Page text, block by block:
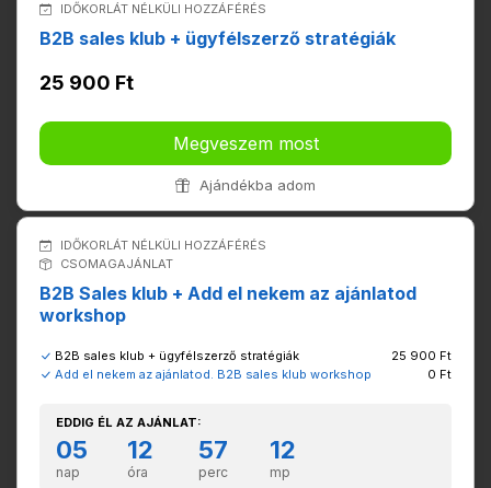
IDŐKORLÁT NÉLKÜLI HOZZÁFÉRÉS
B2B sales klub + ügyfélszerző stratégiák
25 900 Ft
Megveszem most
Ajándékba adom
IDŐKORLÁT NÉLKÜLI HOZZÁFÉRÉS
CSOMAGAJÁNLAT
B2B Sales klub + Add el nekem az ajánlatod
workshop
B2B sales klub + ügyfélszerző stratégiák
25 900 Ft
Add el nekem az ajánlatod. B2B sales klub workshop
0 Ft
EDDIG ÉL AZ AJÁNLAT:
05 12 57 11
nap óra perc mp